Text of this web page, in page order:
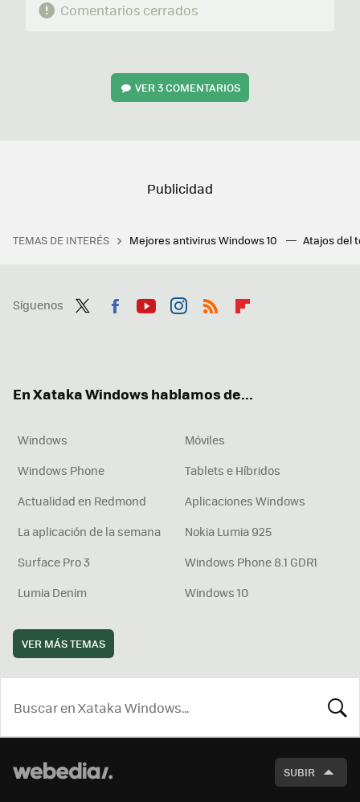
Comentarios cerrados
VER3 COMENTARIOS
TEMAS DE INTERÉS Mejores antivirus Windows 10 Atajos del
Síguenos
En Xataka Windows hablamos de...
Windows
Móviles
Windows Phone
Tablets e Híbridos
Actualidad en Redmond
Aplicaciones Windows
La aplicación de la semana
Nokia Lumia 925
Surface Pro 3
Windows Phone 8.1 GDR1
Lumia Denim
Windows 10
VER MÁS TEMAS
SUBIR